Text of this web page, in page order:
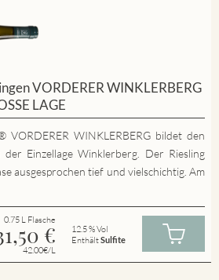
VORDERER WINKLERBERG
LAGE
VORDERER WINKLERBERG bildet den
der Einzellage Winklerberg. Der Riesling
ausgesprochen tief und vielschichtig. Am
0.75 L Flasche
€
42.00€/L
12.5 % Vol
EnthältSulfite